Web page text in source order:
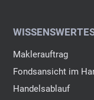
Maklerauftrag
Fondsansicht im
Handelsablauf